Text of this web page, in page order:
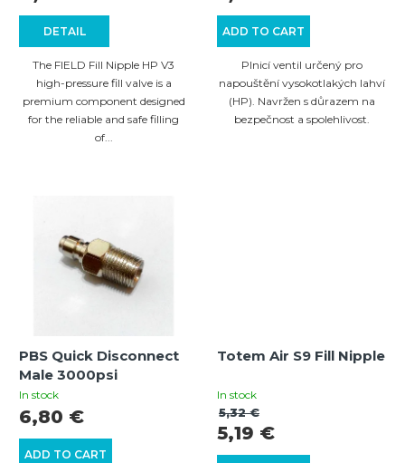
DETAIL
The FIELD Fill Nipple HP V3
high-pressure fill valve is a
premium component designed
for the reliable and safe filling
of...
ADD TO CART
Plnicí ventil určený pro
napouštění vysokotlakých lahví
(HP). Navržen s důrazem na
bezpečnost a spolehlivost.
PBS Quick Disconnect
Male 3000psi
In stock
ADD TO CART
6,80 €
Totem Air S9 Fill Nipple
In stock
5,19 €
5,32 €